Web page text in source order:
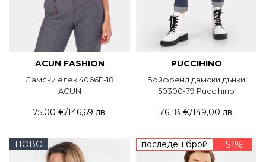
ACUN FASHION
Дамски елек 4066E-18
ACUN
75,00 €/146,69 лв.
PUCCIHINO
Бойфренд дамски дънки
50300-79 Puccihino
76,18 €/149,00 лв.
НОВО последен брой -51%